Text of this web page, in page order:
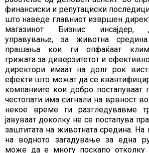
финансиски и репутациски
што наведе главниот извршен
магазинот Бизнис инсајдер,
управување, за животна
прашања кои ги опфаќаат
грижата за диверзитетот и
директори имаат на долг рок
ефекти што можат да се
компаниите кои добро постапуваат
честопати има сигнали на врвност
некое време ги разгледувавме
јавуваат доколку не се постапува
заштитата на животната средина.
на водното загадување за една
може да е многу поскапо отколку